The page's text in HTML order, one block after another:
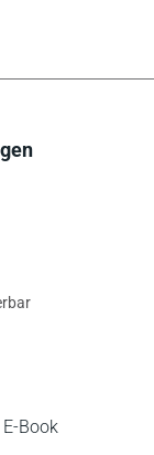
Book